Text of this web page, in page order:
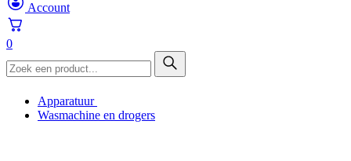
Account
0
Apparatuur
Wasmachine en drogers